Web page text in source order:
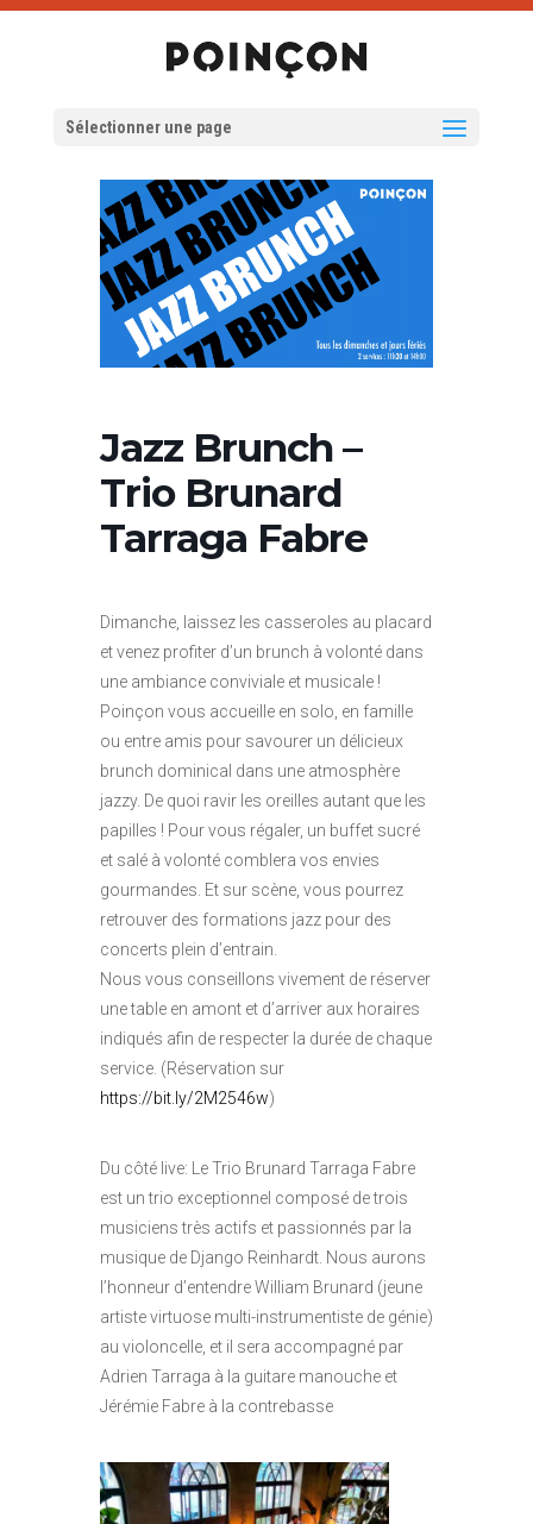
Sélectionner une page
Jazz Brunch –
Trio Brunard
Tarraga Fabre
Dimanche, laissez les casseroles au placard
et venez profiter d’un brunch à volonté dans
une ambiance conviviale et musicale !
Poinçon vous accueille en solo, en famille
ou entre amis pour savourer un délicieux
brunch dominical dans une atmosphère
jazzy. De quoi ravir les oreilles autant que les
papilles ! Pour vous régaler, un buffet sucré
et salé à volonté comblera vos envies
gourmandes. Et sur scène, vous pourrez
retrouver des formations jazz pour des
concerts plein d’entrain.
Nous vous conseillons vivement de réserver
une table en amont et d’arriver aux horaires
indiqués afin de respecter la durée de chaque
service. (Réservation sur
https://bit.ly/2M2546w)
Du côté live: Le Trio Brunard Tarraga Fabre
est un trio exceptionnel composé de trois
musiciens très actifs et passionnés par la
musique de Django Reinhardt. Nous aurons
l’honneur d’entendre William Brunard (jeune
artiste virtuose multi-instrumentiste de génie)
au violoncelle, et il sera accompagné par
Adrien Tarraga à la guitare manouche et
Jérémie Fabre à la contrebasse